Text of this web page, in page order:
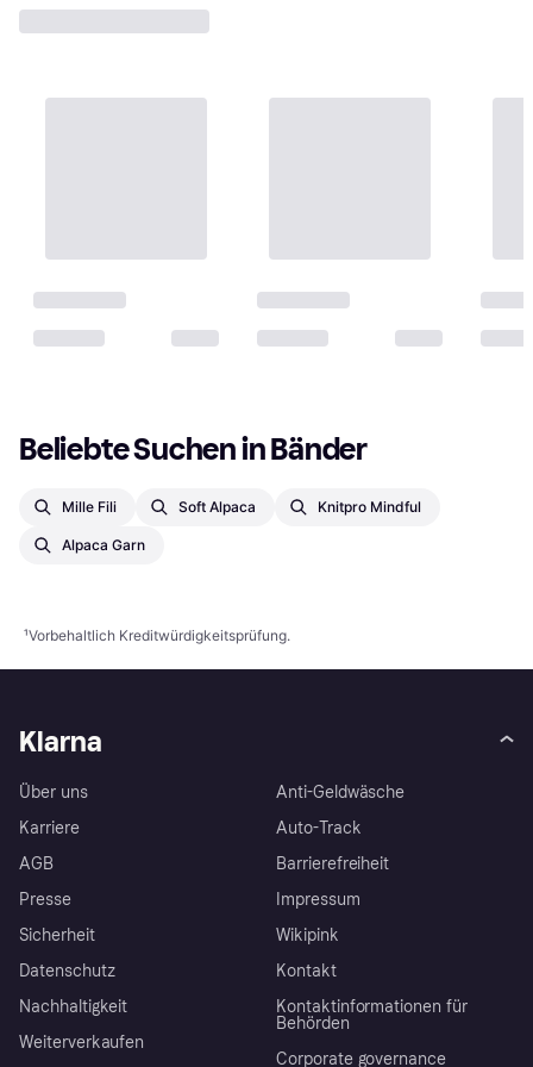
Beliebte Suchen in Bänder
Mille Fili Soft Alpaca Knitpro Mindful
Alpaca Garn
¹Vorbehaltlich Kreditwürdigkeitsprüfung.
Klarna
Über uns
Karriere
AGB
Presse
Sicherheit
Datenschutz
Nachhaltigkeit
Weiterverkaufen
Anti-Geldwäsche
Auto-Track
Barrierefreiheit
Impressum
Wikipink
Kontakt
Kontaktinformationen für
Behörden
Corporate governance